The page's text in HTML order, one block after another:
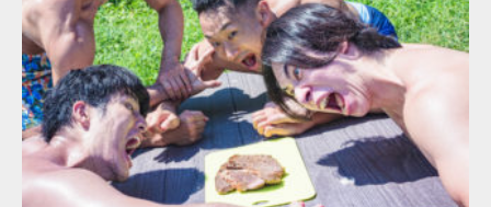
Update: 2021.07.8
Category:森のマッチョ
ダウンロード